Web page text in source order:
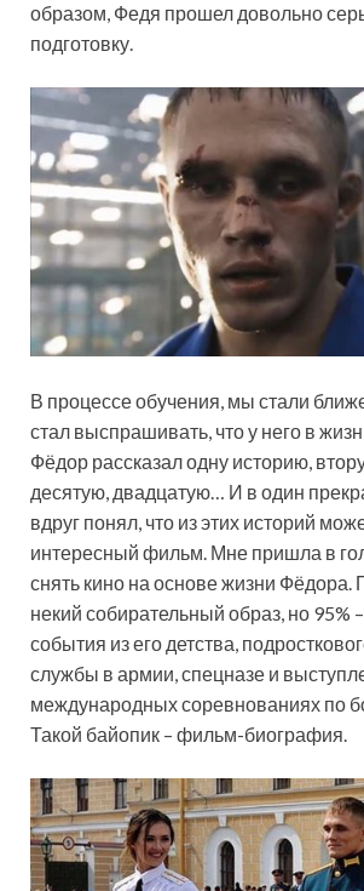
образом, Федя прошел довольно
подготовку.
В процессе обучения, мы стали
стал выспрашивать, что у него в
Фёдор рассказал одну историю,
десятую, двадцатую… И в один
вдруг понял, что из этих историй
интересный фильм. Мне пришла в
снять кино на основе жизни Фёдора.
некий собирательный образ, но 95%
события из его детства,
службы в армии, спецназе и
международных соревнованиях по
Такой байопик – фильм-биография.